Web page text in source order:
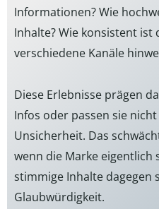
Informationen? Wie
Inhalte? Wie konsistent
verschiedene Kanäle
Diese Erlebnisse prägen
Infos oder passen sie
Unsicherheit. Das
wenn die Marke eigentlich
stimmige Inhalte dagegen
Glaubwürdigkeit.